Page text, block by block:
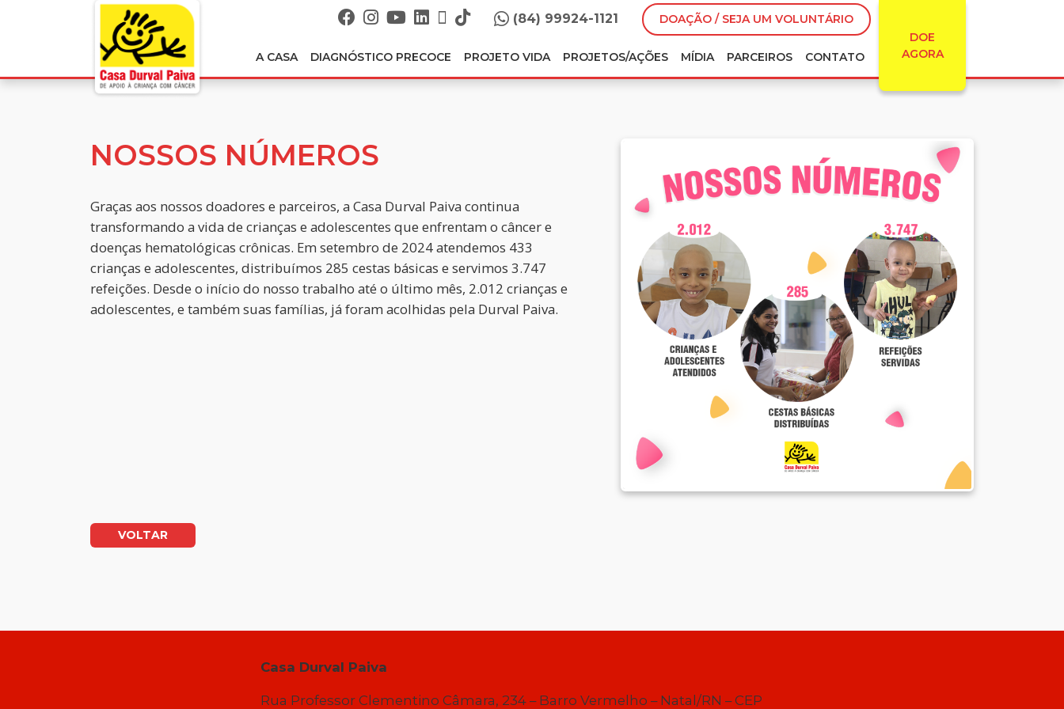
(84) 99924-1121
DOAÇÃO / SEJA UM VOLUNTÁRIO
DOE
AGORA
A CASA DIAGNÓSTICO PRECOCE PROJETO VIDA PROJETOS/AÇÕES MÍDIA PARCEIROS CONTATO
NOSSOS NÚMEROS
Graças aos nossos doadores e parceiros, a Casa Durval Paiva continua
transformando a vida de crianças e adolescentes que enfrentam o câncer e
doenças hematológicas crônicas. Em setembro de 2024 atendemos 433
crianças e adolescentes, distribuímos 285 cestas básicas e servimos 3.747
refeições. Desde o início do nosso trabalho até o último mês, 2.012 crianças e
adolescentes, e também suas famílias, já foram acolhidas pela Durval Paiva.
VOLTAR
Casa Durval Paiva
Rua Professor Clementino Câmara, 234 – Barro Vermelho – Natal/RN – CEP